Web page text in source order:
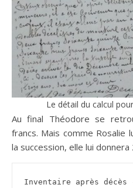
Le détail du calcul
Au final Théodore se
francs. Mais comme Rosalie
la succession, elle lui donnera
Inventaire après décès